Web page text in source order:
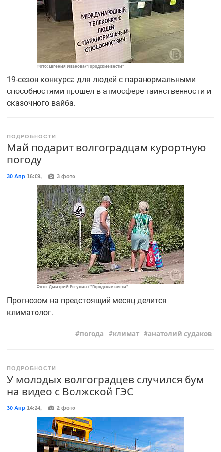
Фото: Евгения Иванова/"Городские вести"
19-сезон конкурса для людей с паранормальными
способностями прошел в атмосфере таинственности и
сказочного вайба.
ПОДРОБНОСТИ
Май подарит волгоградцам курортную
погоду
30 Апр16:09, 3 фото
Фото: Дмитрий Рогулин / "Городские вести"
Прогнозом на предстоящий месяц делится
климатолог.
погода климат анатолий судаков
ПОДРОБНОСТИ
У молодых волгоградцев случился бум
на видео с Волжской ГЭС
30 Апр14:24, 2 фото